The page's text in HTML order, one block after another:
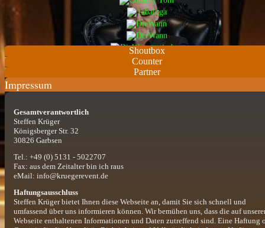
Shoutbox
Counter
Partner
Impressum
Gesamtverantwortlich
Steffen Krüger
Königsberger Str. 32
30826 Garbsen
Tel.: +49 (0) 5131 - 5022707
Fax: aus dem Zeitalter bin ich raus
eMail: info@kruegerevent.de
Haftungsausschluss
Steffen Krüger bietet Ihnen diese Webseite an, damit Sie sich schnell und
umfassend über uns informieren können. Wir bemühen uns, dass die auf
Webseite enthaltenen Informationen und Daten zutreffend sind. Eine Haftung